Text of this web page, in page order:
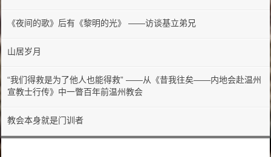
《夜间的歌》后有《黎明的光》 ——访谈基立弟兄
山居岁月
“我们得救是为了他人也能得救” ——从《昔我往矣——内地会赴温州
宣教士行传》中一瞥百年前温州教会
教会本身就是门训者